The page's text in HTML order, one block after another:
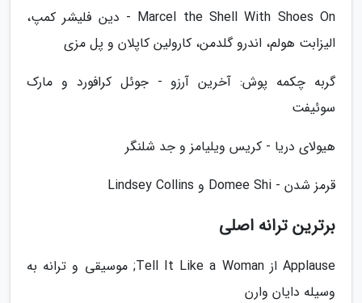
Marcel the Shell With Shoes On - دین فلیشر کمپ،
الیزابت هولم، اندرو گلدمن، کارولین کاپلان و پل مزی
گربه چکمه پوش: آخرین آرزو - جوئل کرافورد و مارک
سوئیفت
هیولای دریا - کریس ویلیامز و جد شلنگر
قرمز شدن - Domee Shi و Lindsey Collins
برترین ترانه اصلی
Applause از Tell It Like a Woman; موسیقی و ترانه به
وسیله دایان وارن